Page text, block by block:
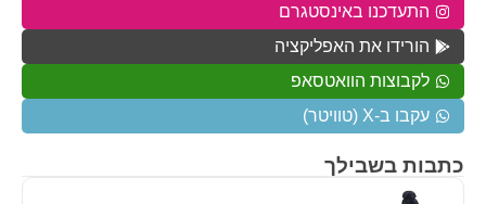
כתבות בשבילך
התעדכנו באינסטגרם
הורידו את האפליקציה
לקבוצות הוואטסאפ
עקבו ב-X (טוויטר)